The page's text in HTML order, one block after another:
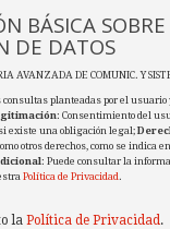
BÁSICA SOBRE
DE DATOS
AVANZADA DE COMUNIC. Y
consultas planteadas por el
: Consentimiento del
existe una obligación legal;
otros derechos, como se indica
: Puede consultar la
Política de Privacidad.
la Política de Privacidad .